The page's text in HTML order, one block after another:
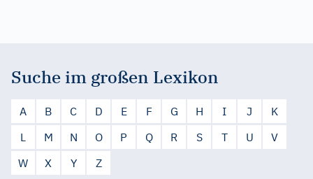
Suche im großen Lexikon
A B C D E F G H I J
K
L
M N O P Q R S T U
V
W
X Y Z